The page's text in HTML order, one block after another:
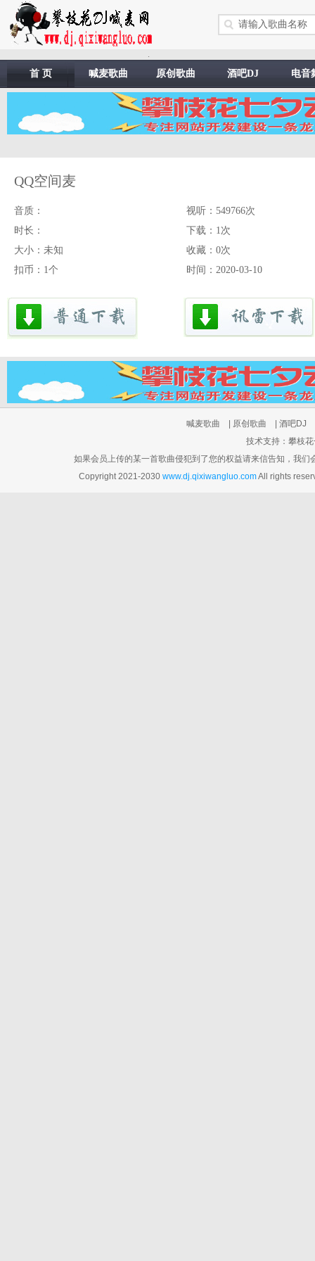
.
首 页 喊麦歌曲 原创歌曲 酒吧DJ 电音
QQ空间麦
音质：
时长：
大小：未知
扣币：1个
视听：549766次
下载：1次
收藏：0次
时间：2020-03-10
喊麦歌曲 原创歌曲 酒吧DJ
技术支持：攀枝
如果会员上传的某一首歌曲侵犯到了您的权益请来信告知，我
Copyright 2021-2030www.dj.qixiwangluo.comAll rights